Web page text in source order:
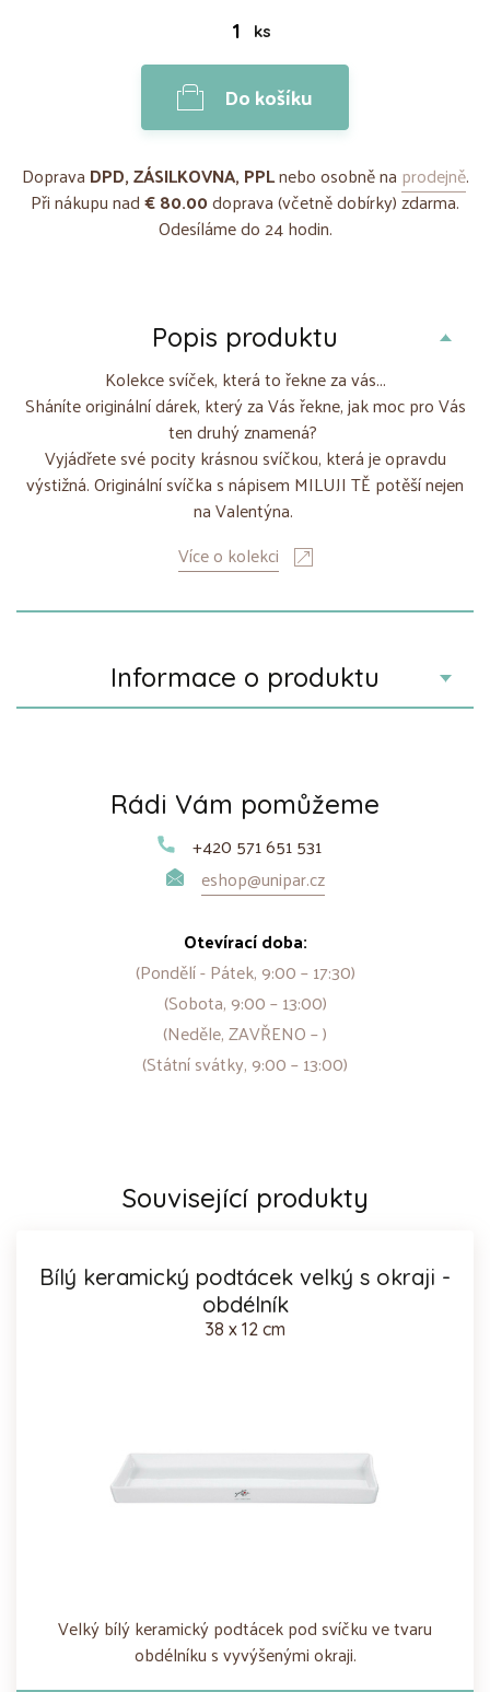
ks
Do košíku
Doprava DPD, ZÁSILKOVNA, PPLnebo osobně na prodejně.
Při nákupu nad€ 80.00doprava (včetně dobírky) zdarma.
Odesíláme do 24 hodin.
Popis produktu
Kolekce svíček, která to řekne za vás...
Sháníte originální dárek, který za Vás řekne, jak moc pro Vás
ten druhý znamená?
Vyjádřete své pocity krásnou svíčkou, která je opravdu
výstižná. Originální svíčka s nápisem MILUJI TĚ potěší nejen
na Valentýna.
Více o kolekci
Informace o produktu
Rádi Vám pomůžeme
+420 571 651 531
eshop@unipar.cz
Otevírací doba:
(Pondělí - Pátek, 9:00 – 17:30)
(Sobota, 9:00 – 13:00)
(Neděle, ZAVŘENO – )
(Státní svátky, 9:00 – 13:00)
Související produkty
Bílý keramický podtácek velký s okraji -
obdélník
38 x 12 cm
Velký bílý keramický podtácek pod svíčku ve tvaru
obdélníku s vyvýšenými okraji.